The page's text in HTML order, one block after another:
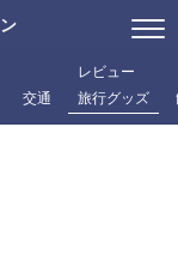
交通
レビュー
旅行グッズ